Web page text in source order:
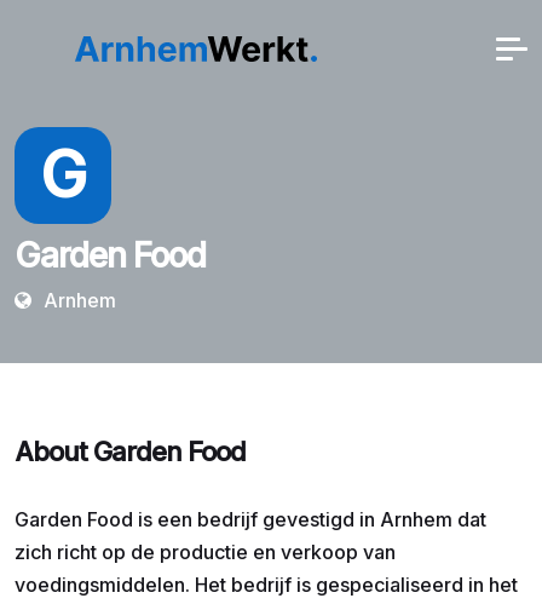
G
Garden Food
Arnhem
About Garden Food
Garden Food is een bedrijf gevestigd in Arnhem dat
zich richt op de productie en verkoop van
voedingsmiddelen. Het bedrijf is gespecialiseerd in het